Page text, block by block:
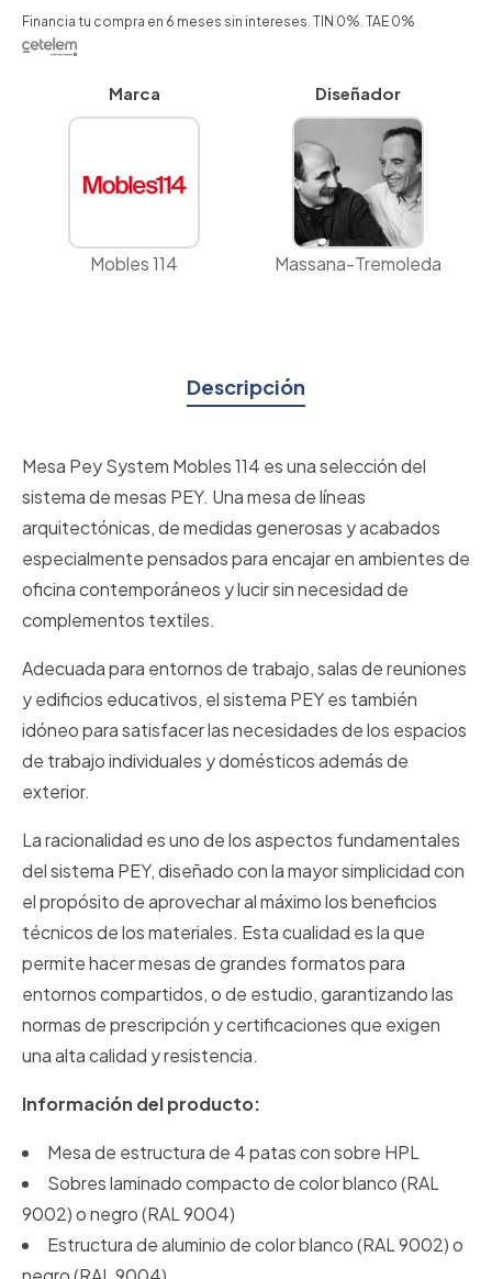
Financia tu compra en 6 meses sin intereses. TIN 0%. TAE 0%
Marca
Mobles 114
Diseñador
Massana-Tremoleda
Descripción
Mesa Pey System Mobles 114 es una selección del
sistema de mesas PEY. Una mesa de líneas
arquitectónicas, de medidas generosas y acabados
especialmente pensados para encajar en ambientes de
oficina contemporáneos y lucir sin necesidad de
complementos textiles.
Adecuada para entornos de trabajo, salas de reuniones
y edificios educativos, el sistema PEY es también
idóneo para satisfacer las necesidades de los espacios
de trabajo individuales y domésticos además de
exterior.
La racionalidad es uno de los aspectos fundamentales
del sistema PEY, diseñado con la mayor simplicidad con
el propósito de aprovechar al máximo los beneficios
técnicos de los materiales. Esta cualidad es la que
permite hacer mesas de grandes formatos para
entornos compartidos, o de estudio, garantizando las
normas de prescripción y certificaciones que exigen
una alta calidad y resistencia.
Información del producto:
Mesa de estructura de 4 patas con sobre HPL
Sobres laminado compacto de color blanco (RAL
9002) o negro (RAL 9004)
Estructura de aluminio de color blanco (RAL 9002) o